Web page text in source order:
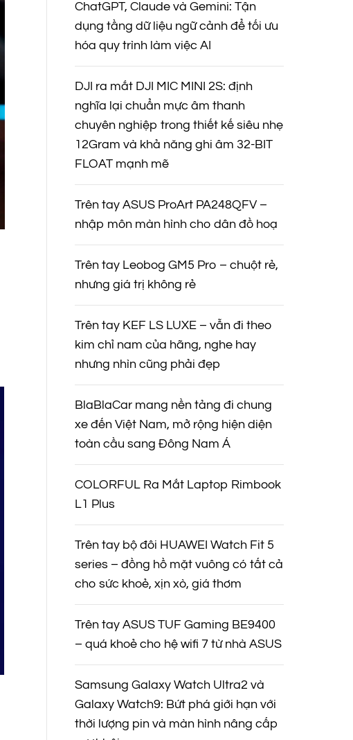
ChatGPT, Claude và Gemini: Tận
dụng tầng dữ liệu ngữ cảnh để tối ưu
hóa quy trình làm việc AI
DJI ra mắt DJI MIC MINI 2S: định
nghĩa lại chuẩn mực âm thanh
chuyên nghiệp trong thiết kế siêu nhẹ
12Gram và khả năng ghi âm 32-BIT
FLOAT mạnh mẽ
Trên tay ASUS ProArt PA248QFV –
nhập môn màn hình cho dân đồ hoạ
Trên tay Leobog GM5 Pro – chuột rẻ,
nhưng giá trị không rẻ
Trên tay KEF LS LUXE – vẫn đi theo
kim chỉ nam của hãng, nghe hay
nhưng nhìn cũng phải đẹp
BlaBlaCar mang nền tảng đi chung
xe đến Việt Nam, mở rộng hiện diện
toàn cầu sang Đông Nam Á
COLORFUL Ra Mắt Laptop Rimbook
L1 Plus
Trên tay bộ đôi HUAWEI Watch Fit 5
series – đồng hồ mặt vuông có tất cả
cho sức khoẻ, xịn xò, giá thơm
Trên tay ASUS TUF Gaming BE9400
– quá khoẻ cho hệ wifi 7 từ nhà ASUS
Samsung Galaxy Watch Ultra2 và
Galaxy Watch9: Bứt phá giới hạn với
thời lượng pin và màn hình nâng cấp